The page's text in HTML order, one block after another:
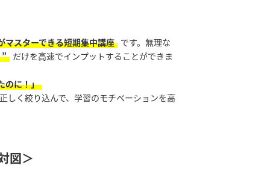
マスターできる短期集中講座 です。無理な
だけを高速でインプットすることができま
のに！」
しく絞り込んで、学習のモチベーションを高
図＞